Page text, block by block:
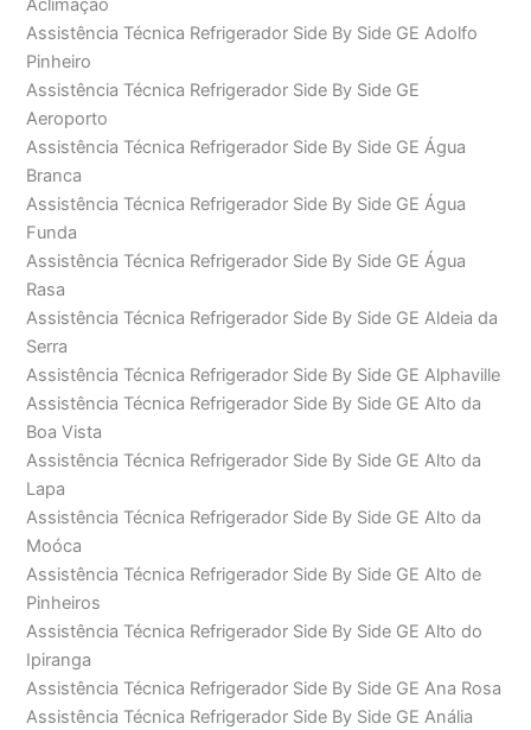
Aclimação
Assistência Técnica Refrigerador Side By Side GE Adolfo
Pinheiro
Assistência Técnica Refrigerador Side By Side GE
Aeroporto
Assistência Técnica Refrigerador Side By Side GE Água
Branca
Assistência Técnica Refrigerador Side By Side GE Água
Funda
Assistência Técnica Refrigerador Side By Side GE Água
Rasa
Assistência Técnica Refrigerador Side By Side GE Aldeia da
Serra
Assistência Técnica Refrigerador Side By Side GE Alphaville
Assistência Técnica Refrigerador Side By Side GE Alto da
Boa Vista
Assistência Técnica Refrigerador Side By Side GE Alto da
Lapa
Assistência Técnica Refrigerador Side By Side GE Alto da
Moóca
Assistência Técnica Refrigerador Side By Side GE Alto de
Pinheiros
Assistência Técnica Refrigerador Side By Side GE Alto do
Ipiranga
Assistência Técnica Refrigerador Side By Side GE Ana Rosa
Assistência Técnica Refrigerador Side By Side GE Anália